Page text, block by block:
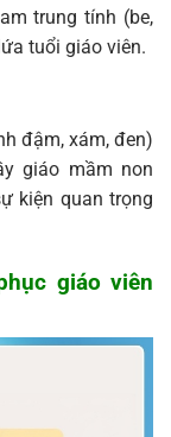
trung tính (be,
tuổi giáo viên.
đậm, xám, đen)
giáo mầm non
kiện quan trọng
giáo viên